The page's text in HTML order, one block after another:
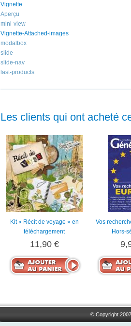
Vignette
Aperçu
mini-view
Vignette-Attached-images
modalbox
slide
slide-nav
last-products
Les clients qui ont acheté
Kit « Récit de voyage » en
téléchargement
11,90 €
Vos
Hors-
© Copyright